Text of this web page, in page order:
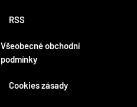
RSS
Všeobecné obchodní
podmínky
Cookies zásady